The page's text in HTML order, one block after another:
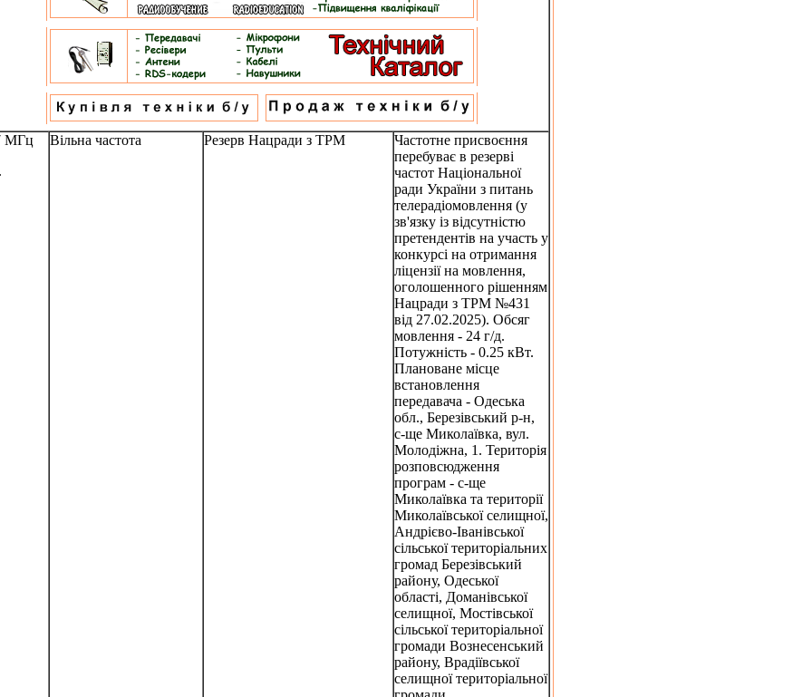
МГц
Вільна частота Резерв Нацради з ТРМ
Частотне присвоєння
перебуває в резерві
частот Національної
ради України з питань
телерадіомовлення (у
зв'язку із відсутністю
претендентів на участь у
конкурсі на отримання
ліцензії на мовлення,
оголошенного рішенням
Нацради з ТРМ №431
від 27.02.2025). Обсяг
мовлення - 24 г/д.
Потужність - 0.25 кВт.
Плановане місце
встановлення
передавача - Одеська
обл., Березівський р-н,
с-ще Миколаївка, вул.
Молодіжна, 1. Територія
розповсюдження
програм - с-ще
Миколаївка та території
Миколаївської селищної,
Андрієво-Іванівської
сільської територіальних
громад Березівський
району, Одеської
області, Доманівської
селищної, Мостівської
сільської територіальної
громади Вознесенський
району, Врадіївської
селищної територіальної